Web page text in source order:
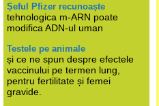
Șeful Pfizer recunoaște
tehnologica m-ARN poate
modifica ADN-ul uman
Testele pe animale
și ce ne spun despre efectele
vaccinului pe termen lung,
pentru fertilitate și femei
gravide.